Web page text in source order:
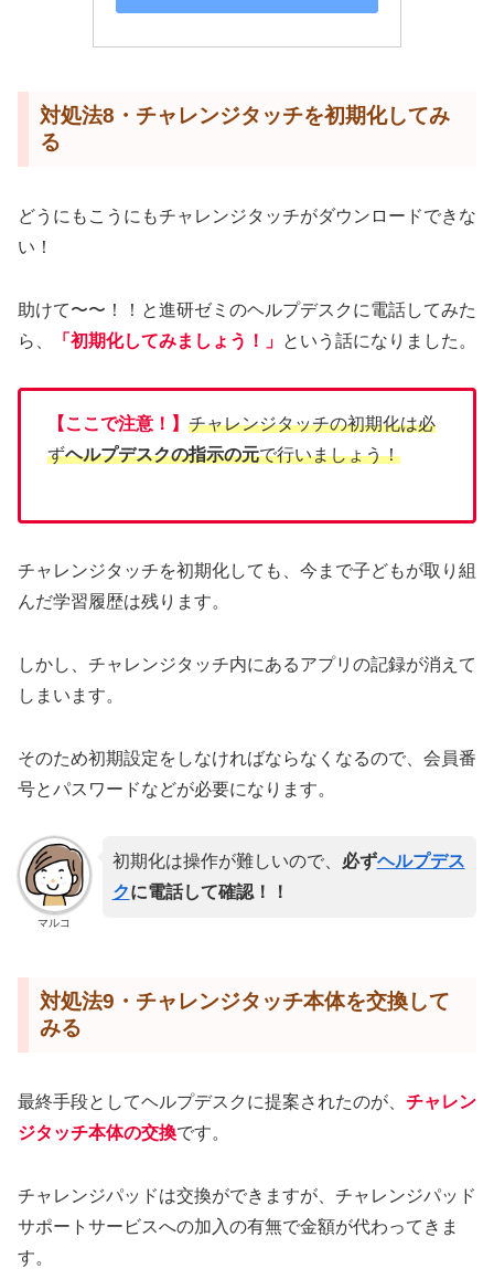
対処法8・チャレンジタッチを初期化してみ
る
どうにもこうにもチャレンジタッチがダウンロードできな
い！
助けて〜〜！！と進研ゼミのヘルプデスクに電話してみた
ら、
「初期化してみましょう！」 という話になりました。
【ここで注意！】 チャレンジタッチの初期化は必
ずヘルプデスクの指示の元で行いましょう！
チャレンジタッチを初期化しても、今まで子どもが取り組
んだ学習履歴は残ります。
しかし、チャレンジタッチ内にあるアプリの記録が消えて
しまいます。
そのため初期設定をしなければならなくなるので、会員番
号とパスワードなどが必要になります。
マルコ
初期化は操作が難しいので、 必ずヘルプデス
クに電話して確認！！
対処法9・チャレンジタッチ本体を交換して
みる
最終手段としてヘルプデスクに提案されたのが、 チャレン
ジタッチ本体の交換です。
チャレンジパッドは交換ができますが、チャレンジパッド
サポートサービスへの加入の有無で金額が代わってきま
す。